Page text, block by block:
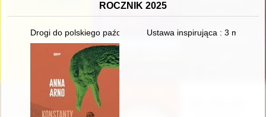
ROCZNIK 2025
Drogi do polskiego października 1956 rokuUstawa inspirująca : 3 maj